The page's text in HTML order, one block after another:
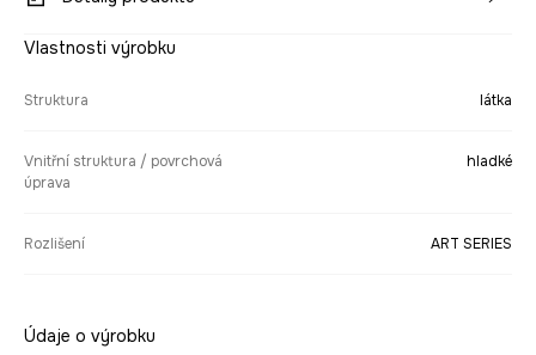
Vlastnosti výrobku
Struktura látka
Vnitřní struktura / povrchová
úprava
hladké
Rozlišení ART SERIES
Údaje o výrobku